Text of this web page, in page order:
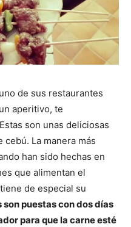
de sus restaurantes
aperitivo, te
son unas deliciosas
La manera más
han sido hechas en
que alimentan el
de especial su
puestas con dos días
para que la carne esté